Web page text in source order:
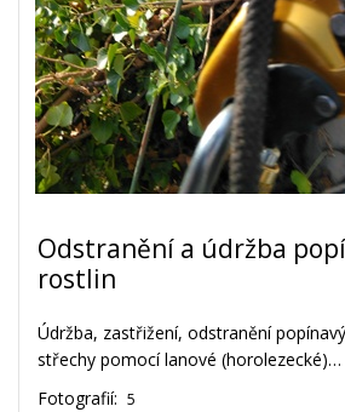
Odstranění a údržba
rostlin
Údržba, zastřižení, odstranění
střechy pomocí lanové (horolezecké)…
Fotografií: 5